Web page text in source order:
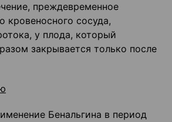
преждевременное
кровеносного сосуда,
у плода, который
закрывается только после
Бенальгина в период